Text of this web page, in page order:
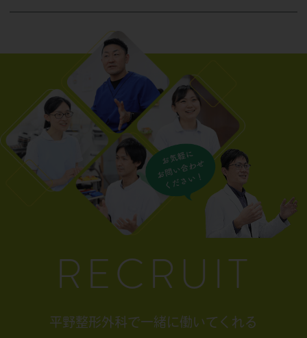
RECRUIT
平野整形外科で一緒に働いてくれる